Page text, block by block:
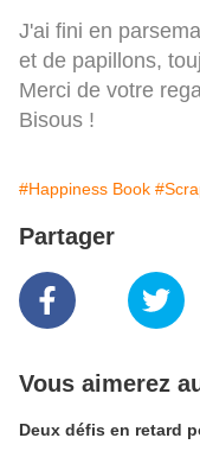
J'ai fini en
et de papillons,
Merci de votre
Bisous !
#Happiness Book
Partager
Vous aimerez
Deux défis en retard